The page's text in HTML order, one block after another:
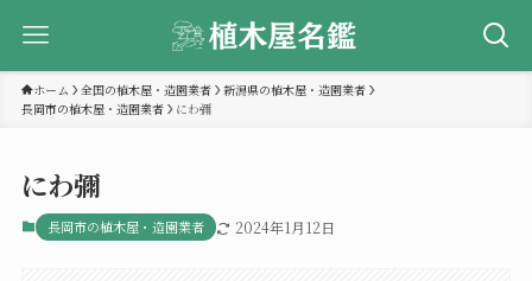
ホーム 全国の植木屋・造園業者
新潟県の植木屋・造園業者
長岡市の植木屋・造園業者
にわ彌
にわ彌
長岡市の植木屋・造園業者 2024年1月12日